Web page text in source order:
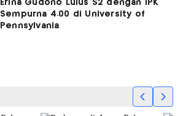
Erina Gudono Lulus S2 dengan IPK
Sempurna 4.00 di University of
Pennsylvania